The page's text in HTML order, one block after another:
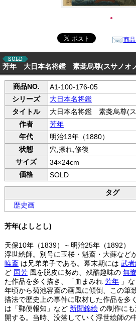
●
商
芳年 大日本名将鑑 素戔烏尊(スサノオ
商品NO.
A1-100-176-05
シリーズ
大日本名将鑑
タイトル
大日本名将鑑 素戔烏尊(
作者
芳年
年代
明治13年（1880）
状態
穴,擦れ,修復
サイズ
34×24cm
価格
SOLD
タグ
歴史画
芳年(よしとし)
天保10年（1839）～明治25年（1892）
浮世絵師。別号に玉桜・魁斎・大蘇など
暁斎は兄弟弟子である。幕末期には 武
ど 国芳風を脱皮に努め、残酷趣味の 無
た作品を多く描き、「血まみれ 芳年」な
年頃から菊池容斎の画風に傾倒、この筆
描法で歴史上の事件に取材した作品を多
は「郵便報知」など 新聞錦絵の制作にも
開する。当時、没落していく浮世絵師の